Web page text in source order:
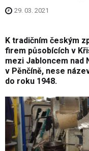
29. 03. 2021
K tradičním českým
firem působících v
mezi Jabloncem nad
v Pěnčíně, nese
do roku 1948.